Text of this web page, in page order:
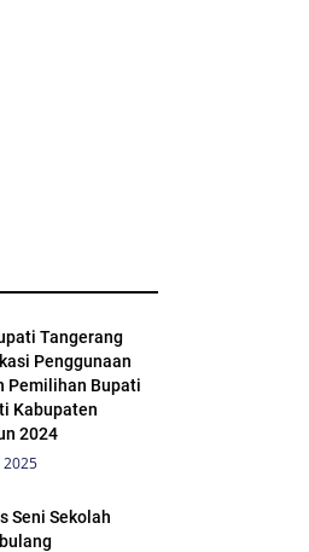
Tangerang
Penggunaan
Pemilihan Bupati
Kabupaten
2024
2025
Seni Sekolah